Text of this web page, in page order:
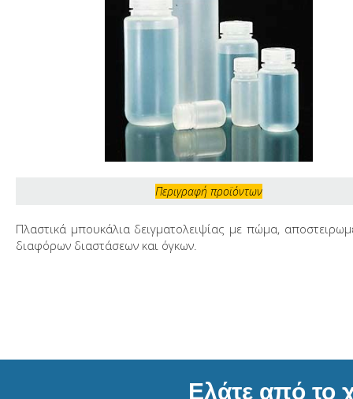
Περιγραφή προϊόντων
Πλαστικά μπουκάλια δειγματολειψίας με πώμα,
διαφόρων διαστάσεων και όγκων.
Ελάτε από το